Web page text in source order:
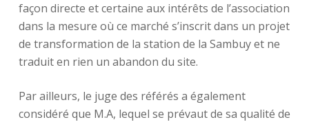
façon directe et certaine aux intérêts de l’association
dans la mesure où ce marché s’inscrit dans un projet
de transformation de la station de la Sambuy et ne
traduit en rien un abandon du site.
Par ailleurs, le juge des référés a également
considéré que M.A, lequel se prévaut de sa qualité de